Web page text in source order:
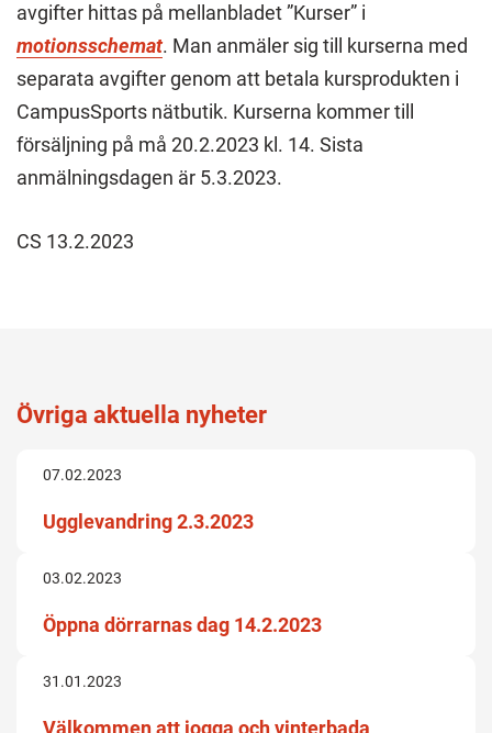
avgifter hittas på mellanbladet ”Kurser” i
motionsschemat. Man anmäler sig till kurserna med
separata avgifter genom att betala kursprodukten i
CampusSports nätbutik. Kurserna kommer till
försäljning på må 20.2.2023 kl. 14. Sista
anmälningsdagen är 5.3.2023.
CS 13.2.2023
Övriga aktuella nyheter
07.02.2023
Ugglevandring 2.3.2023
03.02.2023
Öppna dörrarnas dag 14.2.2023
31.01.2023
Välkommen att jogga och vinterbada